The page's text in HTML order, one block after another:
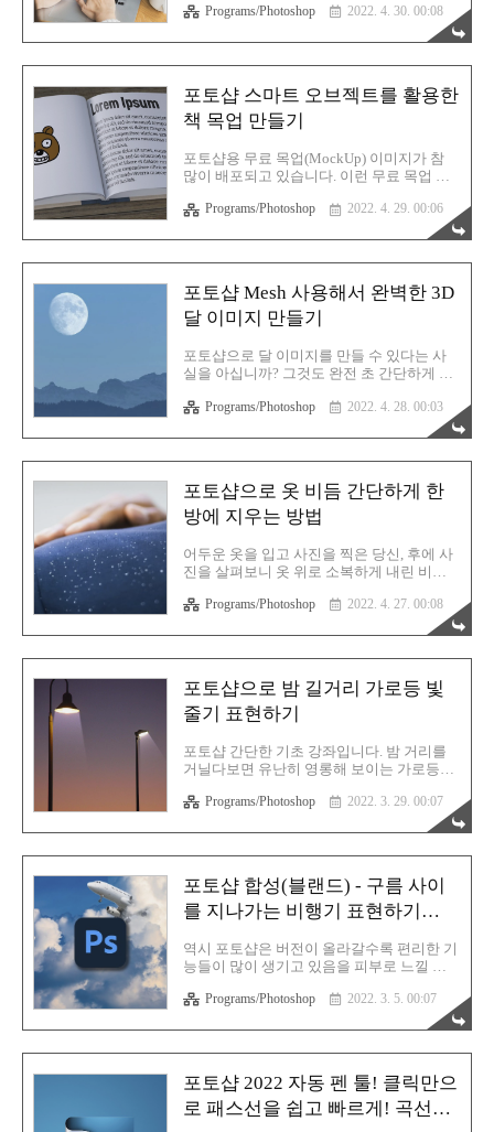
레이어를 선택 후 Edit > Perspective Wrap으
로 들어갑니다. 이제부터는 편집 모드입니
다. ..
점) 기능을 응용하여 목업화하는 방법도 있
습니다. 스마트 오브젝트보다 사용 방법이
키면 차후 편집 부분에서는 조금 어렵다는게
단점입니다. 아무튼 어떻게 하는건지 알아보
겠습니다. 포토샵으로 편집용 이미지를 가지
고 옵니다. 저는 노트북으로 예를 들어보겠
적용시키는게 유리합니다. 말그대로 소실점
을 사용하는 방식이기 때문입니다. 곡선 형
참고하시기 바랍니다. 노트북 화면을 대처할
이미지도 가지고옵니다. 방금 가져온 이미지
의 썸네일에서 Ctrl를 누른 채 ..
Programs/Photoshop 2022. 4. 30. 00:08
포토샵 스마트 오브젝트를 활용한
책 목업 만들기
포토샵용 무료 목업(MockUp) 이미지가 참
많이 배포되고 있습니다. 이런 무료 목업 파
간에 만들어 낼 수 있습니다. 하지만 직접 촬
영한 사진으로 만들어야 하는 상황이라면 어
마트 오브젝트 (Smart Object) 기능을 활용하
여 쉽고 간편한 목업 이미지를 연출할 수 있
습니다. 책에 어떤 문구라던지 책 내용에 대
한 프리뷰 스타일 형식으로 뭔가 목업을 만
업용으로 사용할 책 이미지를 하나 준비합니
다. 직접 촬영한 목업용 책 이미지면 훨씬 좋
의 공간이어야 합니다. 사각형 도형툴을 선
택합니다. 백그라운드는 흰색이고 선의 두께
는 0으로 만들어 없애..
Programs/Photoshop 2022. 4. 29. 00:06
포토샵 Mesh 사용해서 완벽한 3D
달 이미지 만들기
포토샵으로 달 이미지를 만들 수 있다는 사
실을 아십니까? 그것도 완전 초 간단하게 말
공하고 있는 리얼한 달의 표면 이미지를 그
대로 가지고와서 사용해 만드는 달입니다.
어떻게 만드는지 궁금하시다면 바로 따라해
주시기 바랍니다. 나사 공식 페이지의 달 이
미지 KIT SVS: CGI Moon KitPlanets and
Moons ID: 4720 CGI Moon Kit
Visualizations by Ernie Wright Released on
maps are designed for use in 3D rendering
software. They are created from data ass..
Programs/Photoshop 2022. 4. 28. 00:03
포토샵으로 옷 비듬 간단하게 한
방에 지우는 방법
어두운 옷을 입고 사진을 찍은 당신, 후에 사
진을 살펴보니 옷 위로 소복하게 내린 비듬!
시나요? 이 방법을 사용하시면 훨씬 더 많은
편집 시간을 절약할 수 있을 것입니다. 포토
샵은 편집 프로그램입니다. 지금까지 수 많
은 버전이 업그레이드 되면서 일상 생활에서
자주 사용할법한 수 많은 기능들도 덩달아
업그레이드 되었습니다. 그럼 옷에 묻은 비
듬을 간단하게 지우는 방법을 한번 살펴보겠
정장 위에 쌓인 저 비듬들! 극혐입니다. 현재
이미지가 이거 하나밖에 없으니 레이어에는
일 것입니다. 백그라운드 레이어를 선택 후
Ctrl+J를 눌러 복사합니다. 복사된 레이어를
선택 후 Filter >..
Programs/Photoshop 2022. 4. 27. 00:08
포토샵으로 밤 길거리 가로등 빛
줄기 표현하기
포토샵 간단한 기초 강좌입니다. 밤 거리를
거닐다보면 유난히 영롱해 보이는 가로등의
에 우뚝 서 있는 조명을 보며 생각에 잠기곤
합니다. 약간 불멍 때리는 기분으로 말입니
다. 특히 겨울에 바라보는 맛이 있는 것 같습
니다. 아무래도 추운 기운에 빛을 보면 왠지
따뜻한 느낌을 주기 때문에 그러는 것 같기
도 합니다. 잡담은 여기까지 하고 바로 본론
으로 들어가겠습니다. 왼쪽은 원본이고 오른
가 보이시죠? 이제 편집 과정을 살펴보겠습
니다. 편집하고자 하는 이미지를 포토샵으로
미지 바로 위에 새 레이어를 만듭니다. 새 레
이어에서 작업을 진행합니다. 네모 선택 툴
을 선택하고 빛을 표현할 영역을 ..
Programs/Photoshop 2022. 3. 29. 00:07
포토샵 합성(블랜드) - 구름 사이
를 지나가는 비행기 표현하기
역시 포토샵은 버전이 올라갈수록 편리한 기
능들이 많이 생기고 있음을 피부로 느낄 수
그 관련해서 글을 작성하시는 블로거 분들께
서 유용하게 사용할 수 있는 기능입니다. 포
가 존재합니다. 대표적으로 오버레이나 멀티
같은게 그것입니다. 하지만 이건 이미지 전
체와 이미지의 합성 모드이고 지금부터 소개
해드리는 방법은 매우 독특합니다. 여기 두
Programs/Photoshop 2022. 3. 5. 00:07
포토샵 2022 자동 펜 툴! 클릭만으
로 패스선을 쉽고 빠르게! 곡선도